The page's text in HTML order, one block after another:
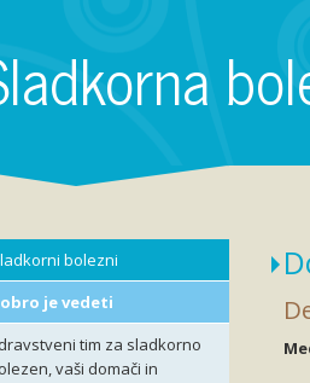
bolezni
je vedeti
tim za sladkorno
vaši domači in